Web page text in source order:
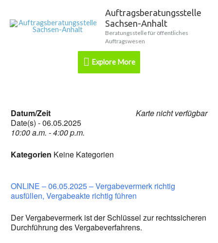
Inhalt
Auftragsberatungsstelle
Sachsen-Anhalt
Beratungsstelle für öffentliches
Auftragswesen
Explore
More
Explore More
Karte nicht verfügbar
Datum/Zeit
Date(s) - 06.05.2025
10:00 a.m. - 4:00 p.m.
Kategorien Keine Kategorien
ONLINE – 06.05.2025 – Vergabevermerk richtig
ausfüllen, Vergabeakte richtig führen
Der Vergabevermerk ist der Schlüssel zur rechtssicheren
Durchführung des Vergabeverfahrens.